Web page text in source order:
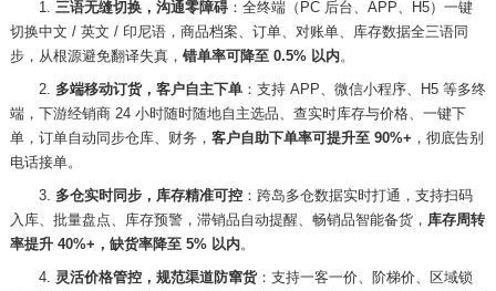
1. 三语无缝切换，沟通零障碍：全终端（ PC 后台、APP、H5）一键
切换中文 / 英文 / 印尼语，商品档案、订单、对账单、库存数据全三语同
步，从根源避免翻译失真， 错单率可降至 0.5% 以内。
2. 多端移动订货，客户自主下单：支持 APP、微信小程序、H5 等多终
端，下游经销商 24 小时随时随地自主选品、查实时库存与价格、一键下
单，订单自动同步仓库、财务， 客户自助下单率可提升至 90%+ ，彻底告别
电话接单。
3. 多仓实时同步，库存精准可控：跨岛多仓数据实时打通，支持扫码
入库、批量盘点、库存预警，滞销品自动提醒、畅销品智能备货， 库存周转
率提升 40%+，缺货率降至 5% 以内。
4. 灵活价格管控，规范渠道防窜货：支持一客一价、阶梯价、区域锁